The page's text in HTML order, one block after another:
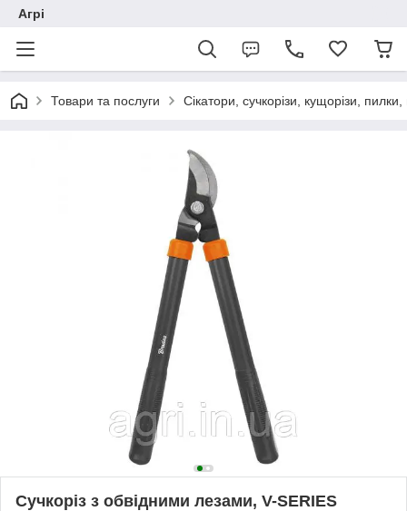
Агрі
Товари та послуги Сікатори, сучкорізи, кущорізи,
Сучкоріз з обвідними лезами, V-SERIES